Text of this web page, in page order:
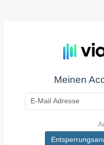
Meinen